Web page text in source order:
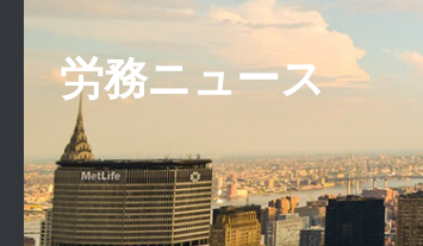
労務ニュース